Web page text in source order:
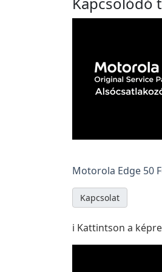
Motorola Edge 50
Kapcsolat
ℹ️ Kattintson a